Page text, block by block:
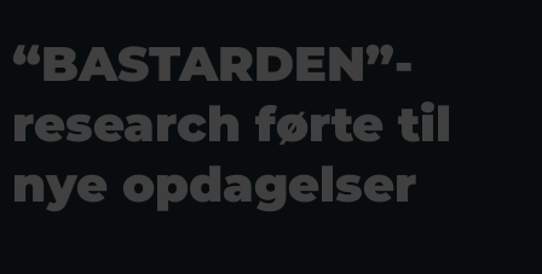
“BASTARDEN”-
research førte til
nye opdagelser